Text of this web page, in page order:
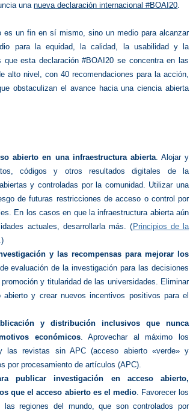
unanueva declaración internacional #BOAI20.
es un fin en sí mismo, sino un medio para alcanzar
para la equidad, la calidad, la usabilidad y la
esta declaración #BOAI20 se concentra en las
alto nivel, con 40 recomendaciones para la acción,
obstaculizan el avance hacia una ciencia abierta
abierto en una infraestructura abierta. Alojar y
códigos y otros resultados digitales de la
y controladas por la comunidad. Utilizar una
de futuras restricciones de acceso o control por
En los casos en que la infraestructura abierta aún
actuales, desarrollarla más. ( Principios de la
)
y las recompensas para mejorar los
evaluación de la investigación para las decisiones
y titularidad de las universidades. Eliminar
y crear nuevos incentivos positivos para el
y distribución inclusivos que nunca
económicos. Aprovechar al máximo los
las revistas sin APC (acceso abierto «verde» y
por procesamiento de artículos (APC).
publicar investigación en acceso abierto,
que el acceso abierto es el medio. Favorecer los
regiones del mundo, que son controlados por